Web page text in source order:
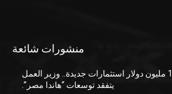
منشورات شائعة
100 مليون دولار استثمارات جديدة.. وزير العمل
يتفقد توسعات “هاندا مصر”.